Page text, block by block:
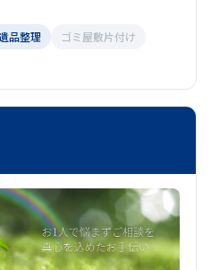
品整理
ゴミ屋敷片付け